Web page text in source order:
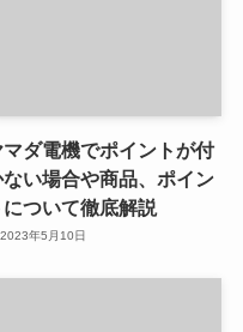
マダ電機でポイントが付
ない場合や商品、ポイン
について徹底解説
2023年5月10日